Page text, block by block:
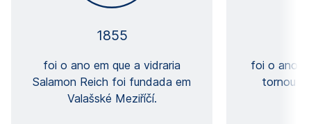
1855
foi o ano em que a vidraria
Salamon Reich foi fundada em
Valašské Meziříčí.
foi o ano
tornou